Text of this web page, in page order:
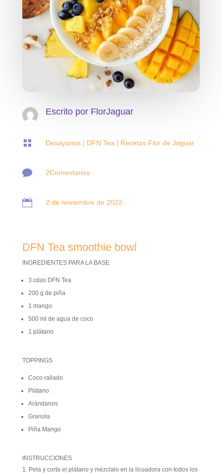
Escrito por FlorJaguar
 Desayunos| DFN Tea | Recetas Flor de Jaguar
 2Comentarios
 2 de noviembre de 2022
DFN Tea smoothie bowl
INGREDIENTES PARA LA BASE
3 cdas DFN Tea
200 g de piña
1 mango
500 ml de agua de coco
1 plátano
TOPPINGS
Coco rallado
Plátano
Arándanos
Granola
Piña Mango
INSTRUCCIONES
Pela y corta el plátano y mézclalo en la licuadora con todos los